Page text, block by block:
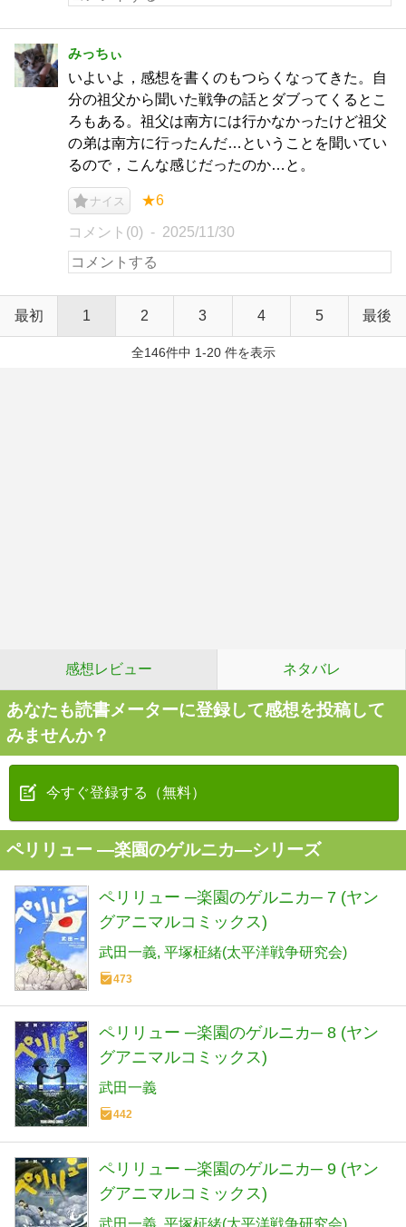
みっちぃ
いよいよ，感想を書くのもつらくなってきた。自
分の祖父から聞いた戦争の話とダブってくるとこ
ろもある。祖父は南方には行かなかったけど祖父
の弟は南方に行ったんだ…ということを聞いてい
るので，こんな感じだったのか…と。
ナイス ★6
コメント(0) 2025/11/30
最初 1 2 3 4 5 最後
全146件中 1-20 件を表示
感想レビュー ネタバレ
あなたも読書メーターに登録して感想を投稿して
みませんか？
今すぐ登録する（無料）
ペリリュー ―楽園のゲルニカ―シリーズ
ペリリュー ─楽園のゲルニカ─ 7 (ヤン
グアニマルコミックス)
武田一義 平塚柾緒(太平洋戦争研究会)
473
ペリリュー ─楽園のゲルニカ─ 8 (ヤン
グアニマルコミックス)
武田一義
442
ペリリュー ─楽園のゲルニカ─ 9 (ヤン
グアニマルコミックス)
武田一義 平塚柾緒(太平洋戦争研究会)